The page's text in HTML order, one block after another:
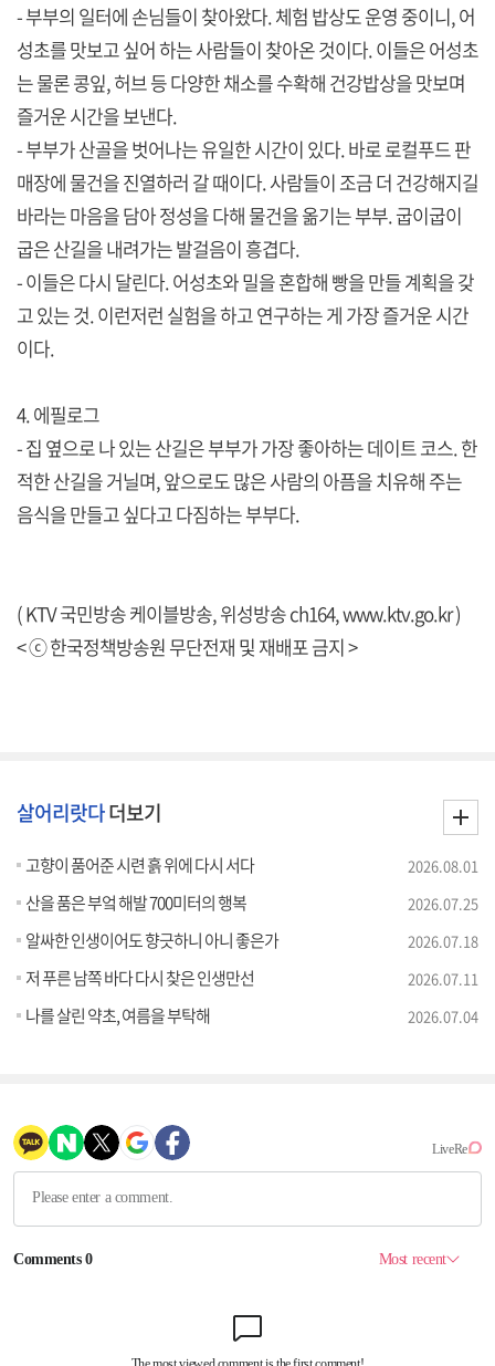
- 부부의 일터에 손님들이 찾아왔다. 체험 밥상도 운영 중이니, 어
성초를 맛보고 싶어 하는 사람들이 찾아온 것이다. 이들은 어성초
는 물론 콩잎, 허브 등 다양한 채소를 수확해 건강밥상을 맛보며
즐거운 시간을 보낸다.
- 부부가 산골을 벗어나는 유일한 시간이 있다. 바로 로컬푸드 판
매장에 물건을 진열하러 갈 때이다. 사람들이 조금 더 건강해지길
바라는 마음을 담아 정성을 다해 물건을 옮기는 부부. 굽이굽이
굽은 산길을 내려가는 발걸음이 흥겹다.
- 이들은 다시 달린다. 어성초와 밀을 혼합해 빵을 만들 계획을 갖
고 있는 것. 이런저런 실험을 하고 연구하는 게 가장 즐거운 시간
이다.
4. 에필로그
- 집 옆으로 나 있는 산길은 부부가 가장 좋아하는 데이트 코스. 한
적한 산길을 거닐며, 앞으로도 많은 사람의 아픔을 치유해 주는
음식을 만들고 싶다고 다짐하는 부부다.
( KTV 국민방송 케이블방송, 위성방송 ch164,www.ktv.go.kr)
< ⓒ 한국정책방송원 무단전재 및 재배포 금지 >
살어리랏다더보기
고향이 품어준 시련 흙 위에 다시 서다 2026.08.01
산을 품은 부엌 해발 700미터의 행복 2026.07.25
알싸한 인생이어도 향긋하니 아니 좋은가 2026.07.18
저 푸른 남쪽 바다 다시 찾은 인생만선 2026.07.11
나를 살린 약초, 여름을 부탁해 2026.07.04